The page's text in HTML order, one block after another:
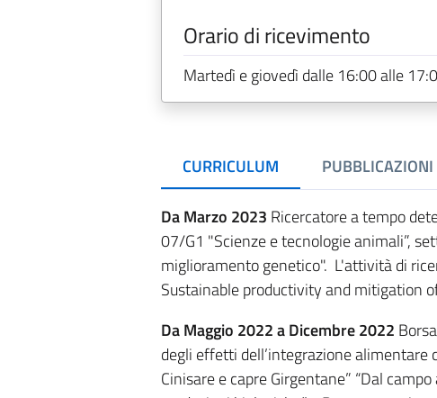
Orario di ricevimento
Martedì e giovedì dalle 16:00 alle
CURRICULUM PUBBLICAZIONI
Da Marzo 2023 Ricercatore a tempo
07/G1 "Scienze e tecnologie animali”,
miglioramento genetico". L'attività di
Sustainable productivity and mitigation
Da Maggio 2022 a Dicembre 2022
degli effetti dell’integrazione
Cinisare e capre Girgentane” “Dal